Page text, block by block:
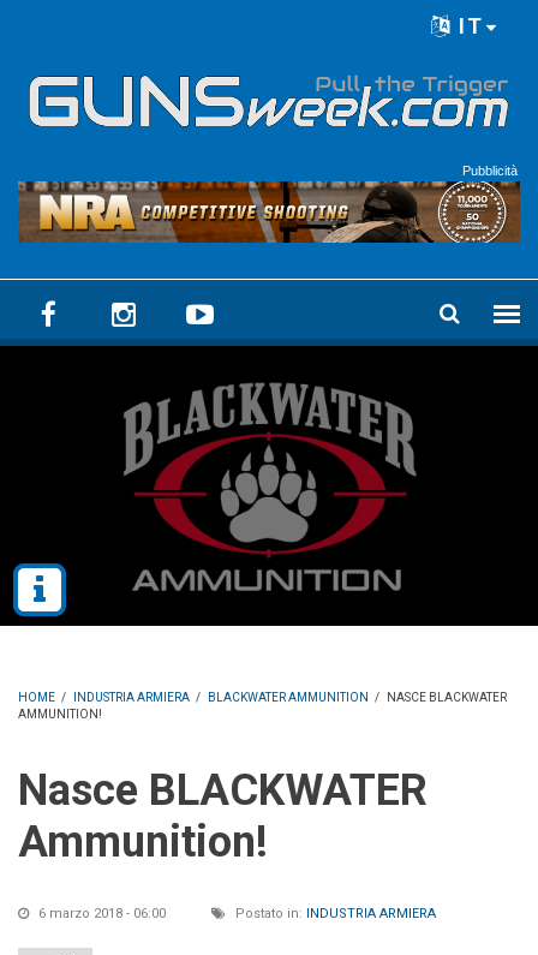
IT
Pubblicità
HOME / INDUSTRIA ARMIERA / BLACKWATER AMMUNITION /
NASCE BLACKWATER
AMMUNITION!
Nasce BLACKWATER
Ammunition!
6 marzo 2018 - 06:00 Postato in: INDUSTRIA ARMIERA